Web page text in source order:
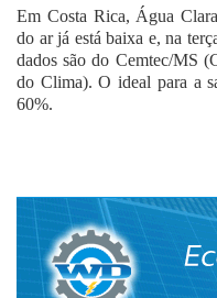
Em Costa Rica, Água
do ar já está baixa e, na
dados são do Cemtec/MS
do Clima). O ideal para a
60%.